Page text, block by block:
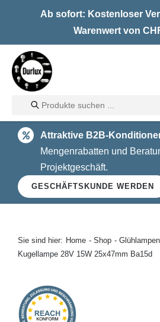
Ab sofort: Kostenloser
Warenwert von
Home
LED
Halogen
Glühlampen
Kontakt
Onlineshop
Products
search
Attraktive B2B-
Mengenrabatten und
Projektgeschäft.
GESCHÄFTSKUNDE WERDEN
Sie sind hier: Home Shop Glühlampen
Kugellampe 28V 15W 25x47mm Ba15d